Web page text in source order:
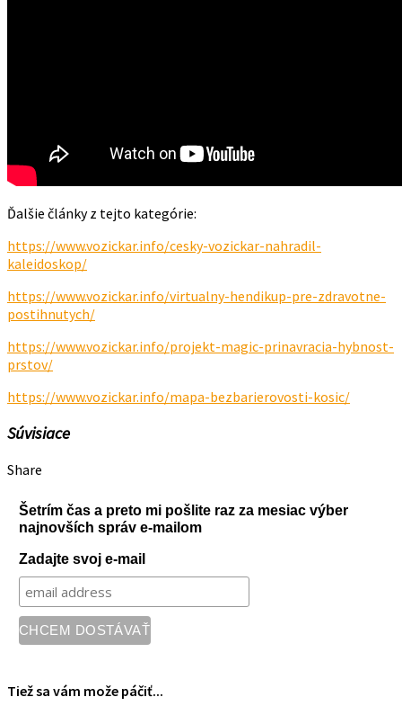
Ďalšie články z tejto kategórie:
https://www.vozickar.info/cesky-vozickar-nahradil-
kaleidoskop/
https://www.vozickar.info/virtualny-hendikup-pre-zdravotne-
postihnutych/
https://www.vozickar.info/projekt-magic-prinavracia-hybnost-
prstov/
https://www.vozickar.info/mapa-bezbarierovosti-kosic/
Súvisiace
Share
Šetrím čas a preto mi pošlite raz za mesiac výber
najnovších správ e-mailom
Zadajte svoj e-mail
Tiež sa vám može páčiť...